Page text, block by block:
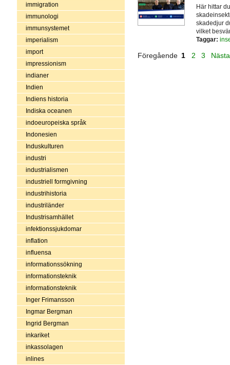
immigration
immunologi
immunsystemet
imperialism
import
impressionism
indianer
Indien
Indiens historia
Indiska oceanen
indoeuropeiska språk
Indonesien
Induskulturen
industri
industrialismen
industriell formgivning
industrihistoria
industriländer
Industrisamhället
infektionssjukdomar
inflation
influensa
informationssökning
informationsteknik
informationsteknik
Inger Frimansson
Ingmar Bergman
Ingrid Bergman
inkariket
inkassolagen
inlines
Här hittar
skadedjur
vilket
Taggar:
Föregående 1 2 3